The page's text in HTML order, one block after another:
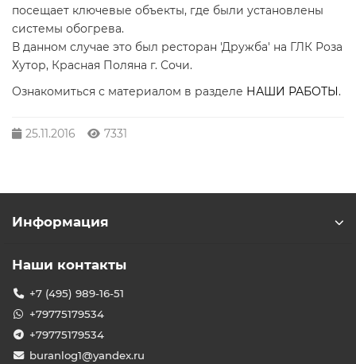
посещает ключевые объекты, где были установлены
системы обогрева.
В данном случае это был ресторан 'Дружба' на ГЛК Роза
Хутор, Красная Поляна г. Сочи.
Ознакомиться с материалом в разделе НАШИ РАБОТЫ.
25.11.2016 7331
Информация
Наши контакты
+7 (495) 989-16-51
+79775179534
+79775179534
buranlog1@yandex.ru